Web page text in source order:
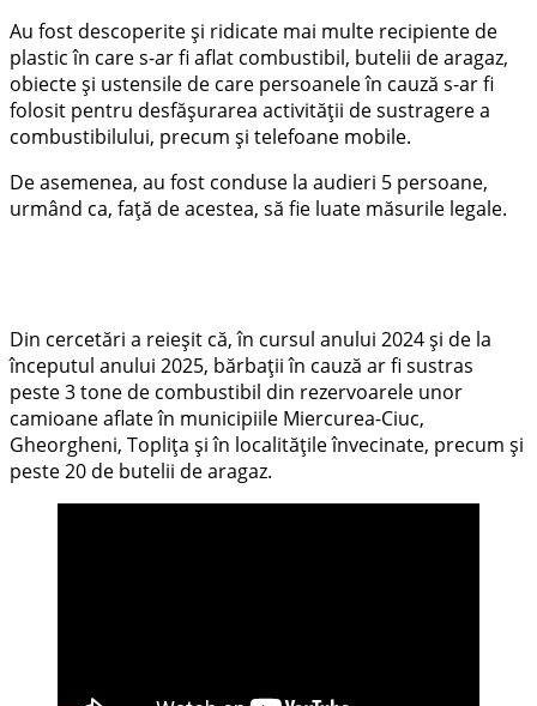
Au fost descoperite și ridicate mai multe recipiente de
plastic în care s-ar fi aflat combustibil, butelii de aragaz,
obiecte și ustensile de care persoanele în cauză s-ar fi
folosit pentru desfășurarea activității de sustragere a
combustibilului, precum și telefoane mobile.
De asemenea, au fost conduse la audieri 5 persoane,
urmând ca, față de acestea, să fie luate măsurile legale.
Din cercetări a reieșit că, în cursul anului 2024 și de la
începutul anului 2025, bărbații în cauză ar fi sustras
peste 3 tone de combustibil din rezervoarele unor
camioane aflate în municipiile Miercurea-Ciuc,
Gheorgheni, Toplița și în localitățile învecinate, precum și
peste 20 de butelii de aragaz.